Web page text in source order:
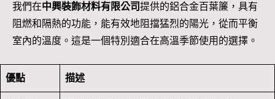
我們在中興裝飾材料有限公司提供的鋁合金百葉簾，具有
阻燃和隔熱的功能，能有效地阻擋猛烈的陽光，從而平衡
室內的溫度。這是一個特別適合在高溫季節使用的選擇。
優點 描述